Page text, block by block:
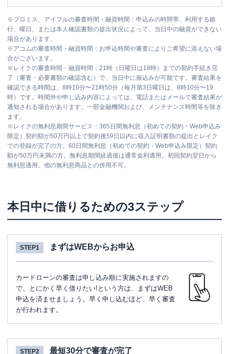
※プロミス、アイフルの審査時間・融資時間：申込みの時間帯、利用する銀
行、曜日、または本人確認書類の提出状況によって、当日中の融資ができない
場合があります。
※アコムの審査時間・融資時間：お申込時間や審査によりご希望に添えない場
合がございます。
※ レイクの審査時間・融資時間：21時（日曜日は18時）までの契約手続き完
了（審査・必要書類の確認含む）で、当日中に振込みが可能です。審査結果を
確認できる時間は、8時10分〜21時50分（毎月第3日曜日は、8時10分〜19
時）です。時間外や申し込み内容によっては、電話またはメールで審査結果が
通知される場合があります。一部金融機関および、メンテナンス時間等を除き
ます。
※ レイクの無利息期間サービス：365日間無利息（初めての契約・Web申込み
限定）契約額が50万円以上で契約後59日以内に収入証明書類の提出とレイク
での登録が完了の方。60日間無利息（初めての契約・Web申込み限定）契約
額が50万円未満の方。無利息期間経過後は通常金利適用。初回契約翌日から
無利息適用。他の無利息商品との併用不可。
本日中に借りるための3ステップ
STEP1 まずはWEBからお申込
カードローンの審査は申し込み順に実施されますの
で、とにかく早く借りたい!という方は、まずはWEB
申込を済ませましょう。早く申し込むほど、早く審査
が行われます。
STEP2 最短30分で審査が完了